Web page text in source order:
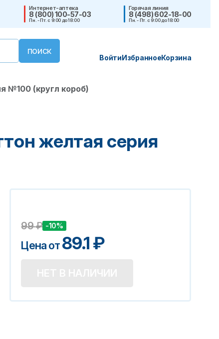
Интернет-аптека
8 (800) 100-57-03
Пн. - Пт. с 9:00 до 18:00
Горячая линия
8 (498) 602-18-00
Пн. - Пт. с 9:00 до 18:00
ВойтиИзбранноеКорзина
№100 (кругл короб)
желтая серия
99₽ -10%
Цена от89.1₽